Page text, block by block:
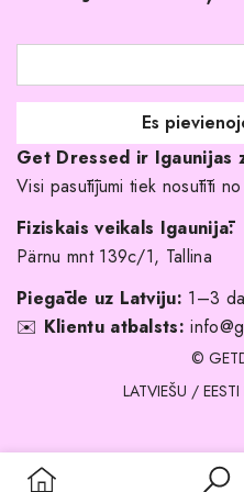
Līgavas družiņu kleitas
Veikali
Kāpēc izvēlēties mūs?
Get Dressed ir Igaunijas
Visi pasūtījumi tiek nosūtīti
Fiziskais veikals Igaunijā:
Pärnu mnt 139c/1, Tallina
Piegāde uz Latviju: 1–3
✉️ Klientu atbalsts:
©
LATVIEŠU / EESTI